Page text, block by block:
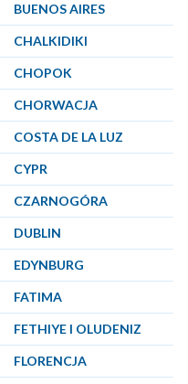
BUENOS AIRES
CHALKIDIKI
CHOPOK
CHORWACJA
COSTA DE LA LUZ
CYPR
CZARNOGÓRA
DUBLIN
EDYNBURG
FATIMA
FETHIYE I OLUDENIZ
FLORENCJA